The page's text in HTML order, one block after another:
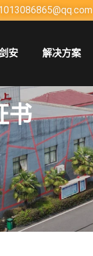
安 解决方案
书